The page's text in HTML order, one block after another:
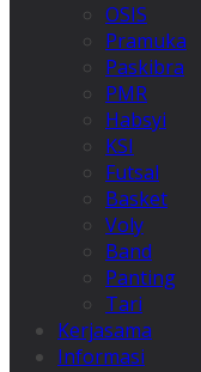
OSIS
Pramuka
Paskibra
PMR
Habsyi
KSI
Futsal
Basket
Voly
Band
Panting
Tari
Kerjasama
Informasi